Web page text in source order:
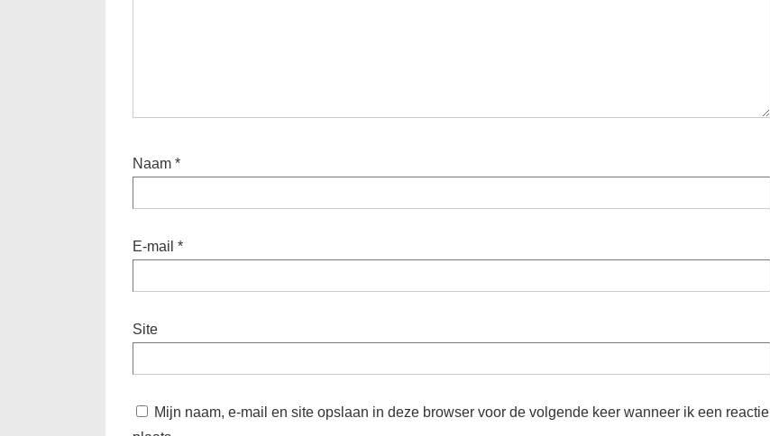
Naam *
E-mail *
Site
Mijn naam, e-mail en site opslaan in deze browser voor de volgende keer wanneer ik een reactie